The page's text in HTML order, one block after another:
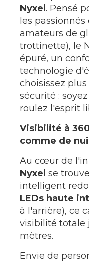
Nyxel. Pensé
les
amateurs de
trottinette), le
épuré, un
technologie
choisissez
sécurité :
roulez l'esprit
Visibilité à
comme de
Au cœur de
Nyxel se
intelligent
LEDs haute
à l'arrière), ce
visibilité totale
mètres.
Envie de